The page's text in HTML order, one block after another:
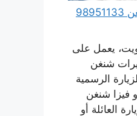
مكتب استخراج فيزا شنغن 98951133
يعمل على
شنغن
الرسمية
فيزا شنغن
العائلة أو